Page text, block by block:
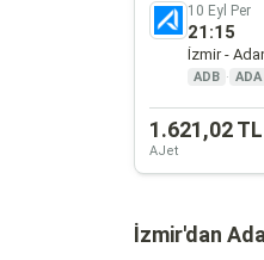
10 Eyl Per
21:15
İzmir -
ADB · ADA
1.621,02 TL
AJet
İzmir'dan